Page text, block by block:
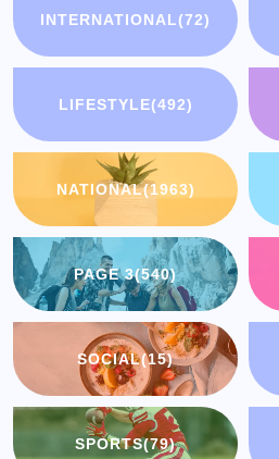
INTERNATIONAL(72)
LIFESTYLE(492)
NATIONAL(1963)
PAGE 3(540)
SOCIAL(15)
SPORTS(79)